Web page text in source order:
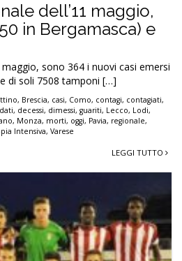
dell’11 maggio,
in Bergamasca) e
sono 364 i nuovi casi emersi
di soli 7508 tamponi […]
, Brescia, casi, Como, contagi, contagiati,
dati, decessi, dimessi, guariti, Lecco, Lodi,
, Monza, morti, oggi, Pavia, regionale,
Intensiva, Varese
LEGGI TUTTO